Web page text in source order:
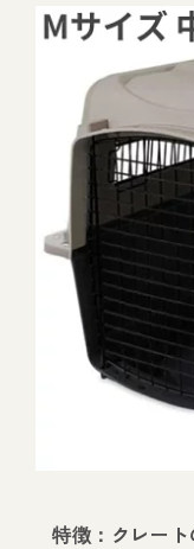
特徴：クレー